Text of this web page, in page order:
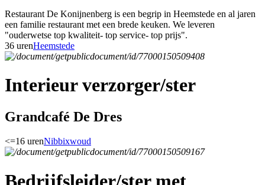
Restaurant De Konijnenberg is een begrip in Heemstede en al jaren
een familie restaurant met een brede keuken. We leveren
"ouderwetse top kwaliteit- top service- top prijs".
36 urenHeemstede
Interieur verzorger/ster
Grandcafé De Dres
<=16 urenNibbixwoud